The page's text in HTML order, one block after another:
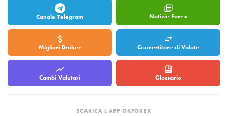
Canale Telegram Notizie Forex
Migliori Broker Convertitore di Valute
Cambi Valutari Glossario
SCARICA L'APP OKFOREX